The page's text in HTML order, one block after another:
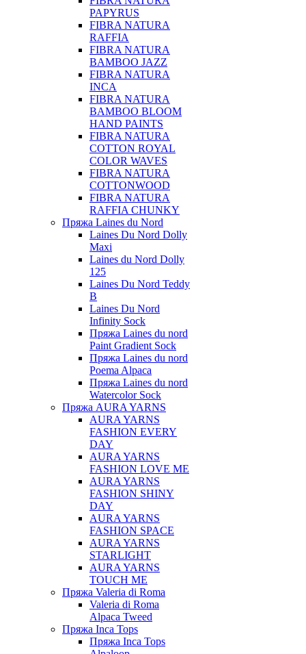
PAPYRUS
FIBRA NATURA
RAFFIA
FIBRA NATURA
BAMBOO JAZZ
FIBRA NATURA
INCA
FIBRA NATURA
BAMBOO BLOOM
HAND PAINTS
FIBRA NATURA
COTTON ROYAL
COLOR WAVES
FIBRA NATURA
COTTONWOOD
FIBRA NATURA
RAFFIA CHUNKY
Пряжа Laines du Nord
Laines Du Nord Dolly
Maxi
Laines du Nord Dolly
125
Laines Du Nord Teddy
B
Laines Du Nord
Infinity Sock
Пряжа Laines du nord
Paint Gradient Sock
Пряжа Laines du nord
Poema Alpaca
Пряжа Laines du nord
Watercolor Sock
Пряжа AURA YARNS
AURA YARNS
FASHION EVERY
DAY
AURA YARNS
FASHION LOVE ME
AURA YARNS
FASHION SHINY
DAY
AURA YARNS
FASHION SPACE
AURA YARNS
STARLIGHT
AURA YARNS
TOUCH ME
Пряжа Valeria di Roma
Valeria di Roma
Alpaca Tweed
Пряжа Inca Tops
Пряжа Inca Tops